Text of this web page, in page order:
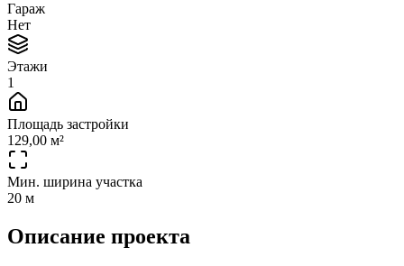
Гараж
Нет
Этажи
1
Площадь застройки
129,00 м²
Мин. ширина участка
20 м
Описание проекта